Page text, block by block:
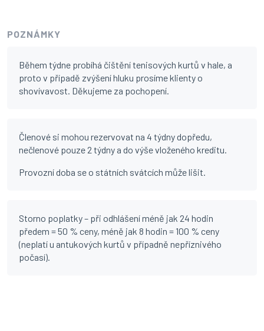
POZNÁMKY
Během týdne probíhá čištění tenisových kurtů v hale, a
proto v případě zvýšení hluku prosíme klienty o
shovívavost. Děkujeme za pochopení.
Členové si mohou rezervovat na 4 týdny dopředu,
nečlenové pouze 2 týdny a do výše vloženého kreditu.
Provozní doba se o státních svátcích může lišit.
Storno poplatky – při odhlášení méně jak 24 hodin
předem = 50 % ceny, méně jak 8 hodin = 100 % ceny
(neplatí u antukových kurtů v případně nepříznivého
počasí).